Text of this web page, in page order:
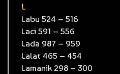
L
Labu 524 – 516
Laci 591 – 556
Lada 987 – 959
Lalat 465 – 454
Lamanik 298 – 300